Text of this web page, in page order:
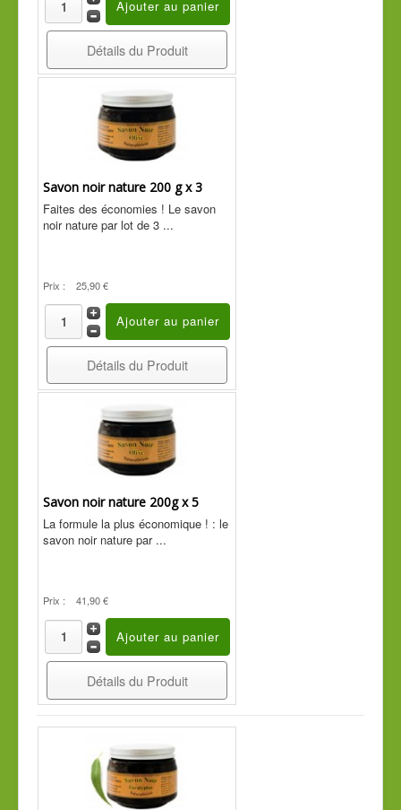
Détails du Produit
Savon noir nature 200 g x 3
Faites des économies ! Le savon
noir nature par lot de 3 ...
Prix : 25,90 €
Détails du Produit
Savon noir nature 200g x 5
La formule la plus économique ! : le
savon noir nature par ...
Prix : 41,90 €
Détails du Produit